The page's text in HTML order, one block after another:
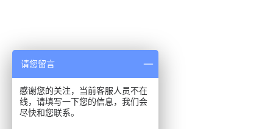
请您留言
感谢您的关注，当前客服人员不在
线，请填写一下您的信息，我们会
尽快和您联系。